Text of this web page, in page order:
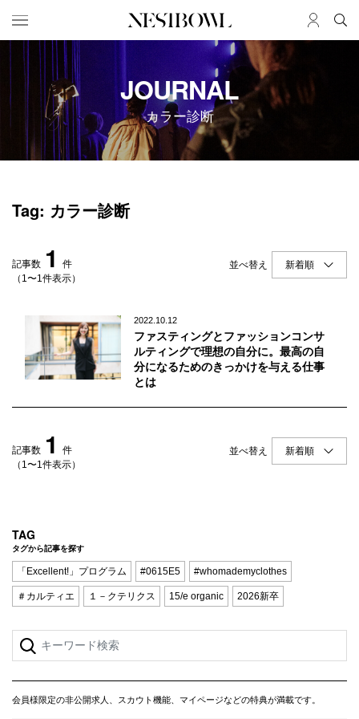
HOME
求人検索
新着求人
ブランド一覧
インタビュー
ニュース＆イベント
データ
SERVICE
初めての方へ
Q&A
企業担当の方へ
ログイン
会員登録
JOURNAL
カラー診断
Tag: カラー診断
記事数 1
件
（1〜1件表示）
並べ替え
2022.10.12
ファスティングとファッションコンサ
ルティングで理想の自分に。最高の自
分になるためのきっかけを与える仕事
とは
記事数 1
件
（1〜1件表示）
並べ替え
TAG
タグから記事を探す
「Excellent!」プログラム #0615E5 #whomademyclothes
＃カルティエ １－クテリクス 15/e organic 2026新卒
会員様限定の非公開求人、スカウト機能、マイページなどの特典が満載です。